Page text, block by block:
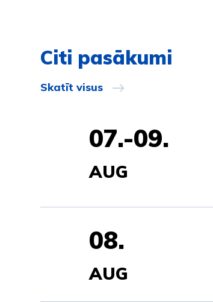
Citi pasākumi
Skatīt visus
07.-09.
AUG
08.
AUG